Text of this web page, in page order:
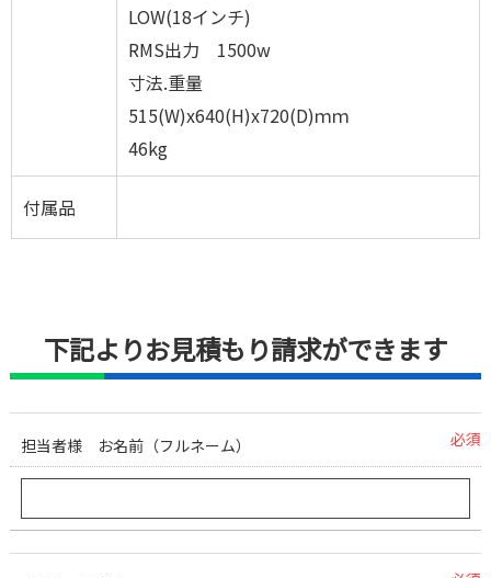
LOW(18インチ)
RMS出力 1500w
寸法.重量
515(W)x640(H)x720(D)ｍｍ
46kg
付属品
下記よりお見積もり請求ができます
担当者様 お名前（フルネーム） 必須